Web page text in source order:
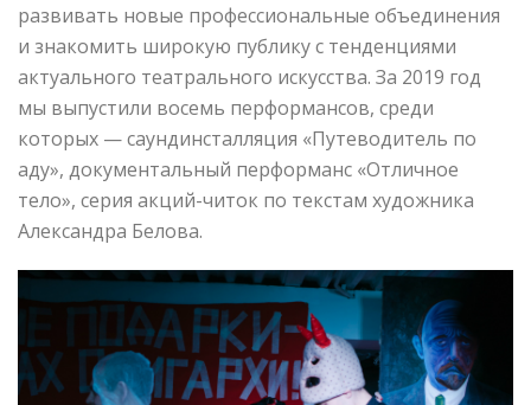
развивать новые профессиональные объединения
и знакомить широкую публику с тенденциями
актуального театрального искусства. За 2019 год
мы выпустили восемь перформансов, среди
которых — саундинсталляция «Путеводитель по
аду», документальный перформанс «Отличное
тело», серия акций-читок по текстам художника
Александра Белова.